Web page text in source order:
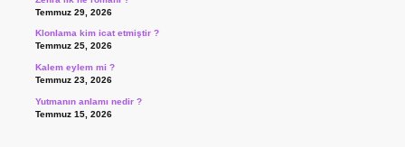
Temmuz 29, 2026
Klonlama kim icat etmiştir ?
Temmuz 25, 2026
Kalem eylem mi ?
Temmuz 23, 2026
Yutmanın anlamı nedir ?
Temmuz 15, 2026